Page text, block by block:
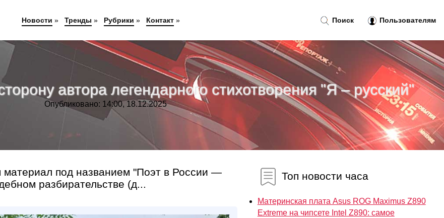
автора легендарного стихотворения "Я – русский"
Опубликовано: 14:00, 18.12.2025
под названием "Поэт в России —
разбирательстве (д...
Топ новости часа
Материнская плата Asus ROG Maximus Z890
Extreme на чипсете Intel Z890: самое
Поиск Пользователям
Новости » Тренды » Рубрики » Контакт»